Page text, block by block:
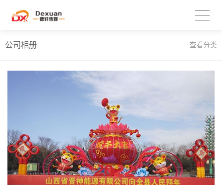
公司相册 查看分类